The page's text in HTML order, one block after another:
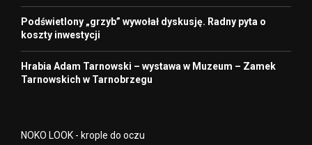
Podświetlony „grzyb” wywołał dyskusję. Radny pyta o
koszty inwestycji
Hrabia Adam Tarnowski – wystawa w Muzeum – Zamek
Tarnowskich w Tarnobrzegu
NOKO LOOK - krople do oczu